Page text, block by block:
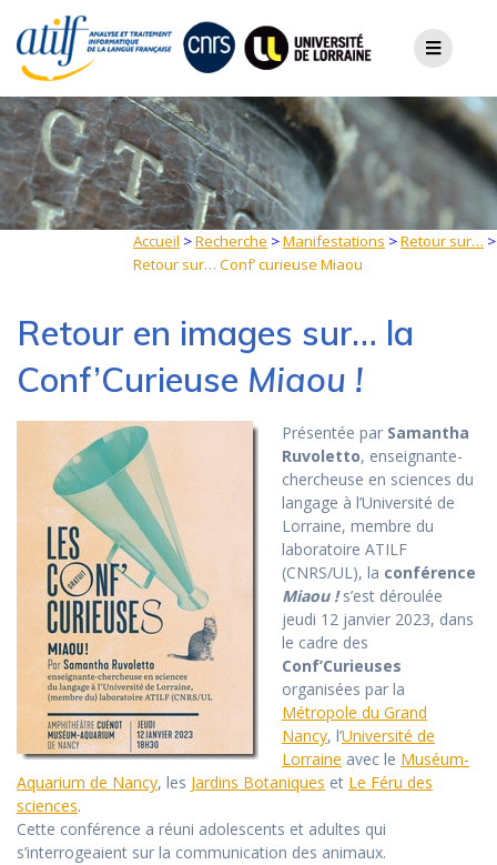
content
Accueil >Recherche >Manifestations >Retour sur… >
Retour sur… Conf’ curieuse Miaou
Retour en images sur… la
Conf’Curieuse Miaou !
Présentée par Samantha
Ruvoletto, enseignante-
chercheuse en sciences du
langage à l’Université de
Lorraine, membre du
laboratoire ATILF
(CNRS/UL), la conférence
Miaou !s’est déroulée
jeudi 12 janvier 2023, dans
le cadre des
Conf’Curieuses
organisées par la
Métropole du Grand
Nancy, l’Université de
Lorraine avec le Muséum-
Aquarium de Nancy, les Jardins Botaniques et Le Féru des
sciences.
Cette conférence a réuni adolescents et adultes qui
s’interrogeaient sur la communication des animaux.